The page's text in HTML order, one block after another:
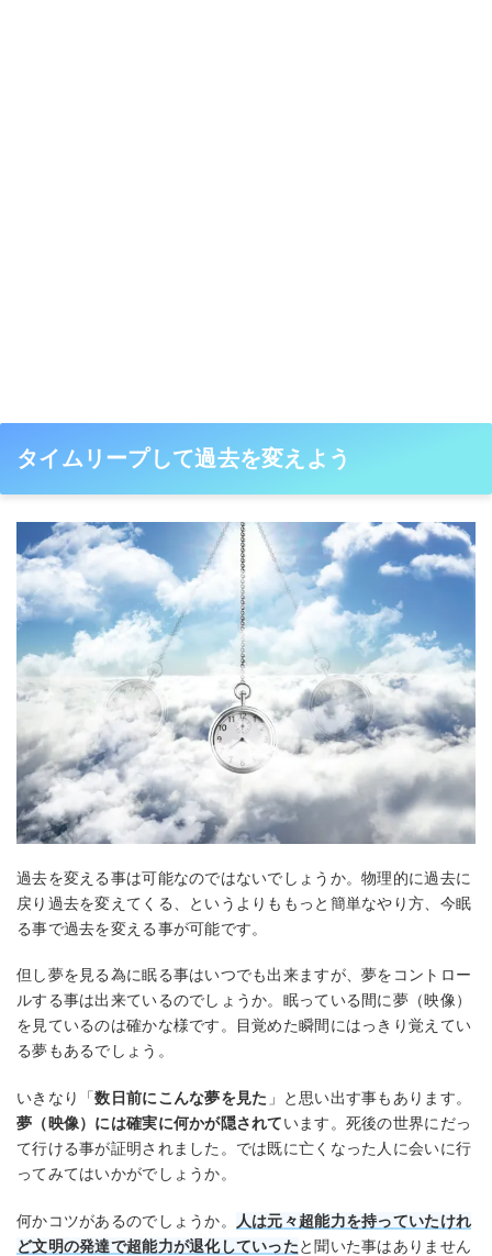
タイムリープして過去を変えよう
過去を変える事は可能なのではないでしょうか。物理的に過去に
戻り過去を変えてくる、というよりももっと簡単なやり方、今眠
る事で過去を変える事が可能です。
但し夢を見る為に眠る事はいつでも出来ますが、夢をコントロー
ルする事は出来ているのでしょうか。眠っている間に夢（映像）
を見ているのは確かな様です。目覚めた瞬間にはっきり覚えてい
る夢もあるでしょう。
いきなり「数日前にこんな夢を見た 」と思い出す事もあります。
夢（映像）には確実に何かが隠されています。死後の世界にだっ
て行ける事が証明されました。では既に亡くなった人に会いに行
ってみてはいかがでしょうか。
何かコツがあるのでしょうか。
人は元々超能力を持っていたけれ
ど文明の発達で超能力が退化していったと聞いた事はありません